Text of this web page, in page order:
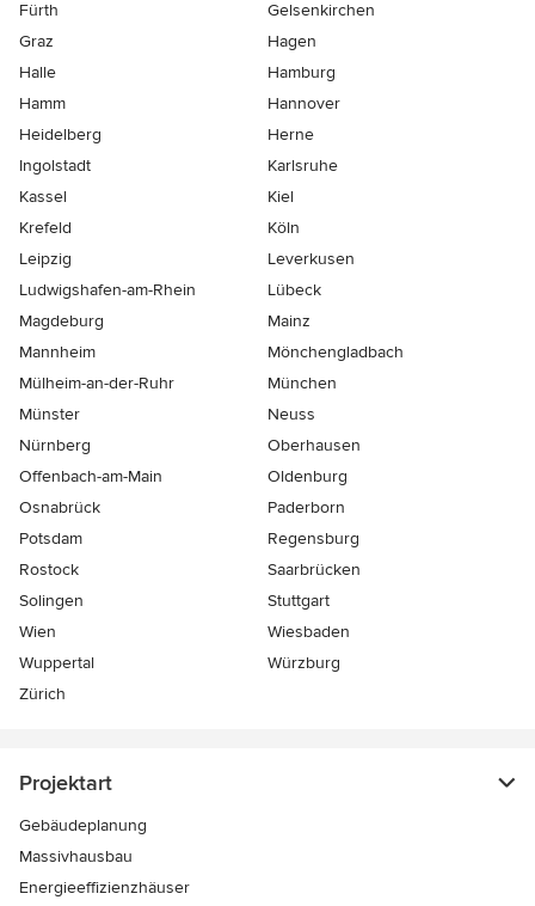
Fürth
Gelsenkirchen
Graz
Hagen
Halle
Hamburg
Hamm
Hannover
Heidelberg
Herne
Ingolstadt
Karlsruhe
Kassel
Kiel
Krefeld
Köln
Leipzig
Leverkusen
Ludwigshafen-am-Rhein
Lübeck
Magdeburg
Mainz
Mannheim
Mönchen­gladbach
Mülheim-an-der-Ruhr
München
Münster
Neuss
Nürnberg
Oberhausen
Offenbach-am-Main
Oldenburg
Osnabrück
Paderborn
Potsdam
Regensburg
Rostock
Saarbrücken
Solingen
Stuttgart
Wien
Wiesbaden
Wuppertal
Würzburg
Zürich
Projektart
Gebäudeplanung
Massivhausbau
Energieeffizienzhäuser